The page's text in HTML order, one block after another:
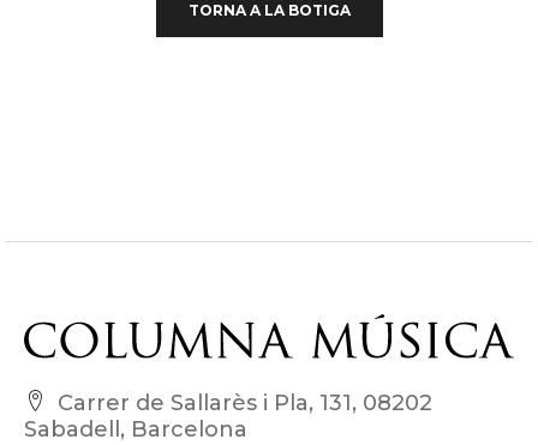
TORNA A LA BOTIGA
Carrer de Sallarès i Pla, 131, 08202
Sabadell, Barcelona